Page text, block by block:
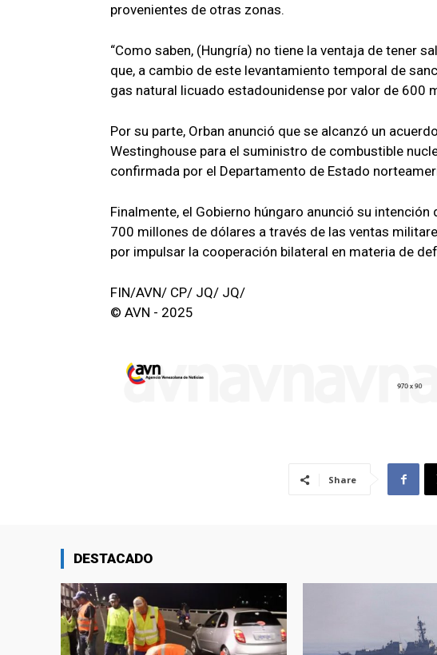
provenientes de otras zonas.
“Como saben, (Hungría) no tiene la ventaja de tener
que, a cambio de este levantamiento temporal de
gas natural licuado estadounidense por valor de 600
Por su parte, Orban anunció que se alcanzó un
Westinghouse para el suministro de combustible
confirmada por el Departamento de Estado
Finalmente, el Gobierno húngaro anunció su
700 millones de dólares a través de las ventas
por impulsar la cooperación bilateral en materia de
FIN/AVN/ CP/ JQ/ JQ/
© AVN - 2025
Share
DESTACADO